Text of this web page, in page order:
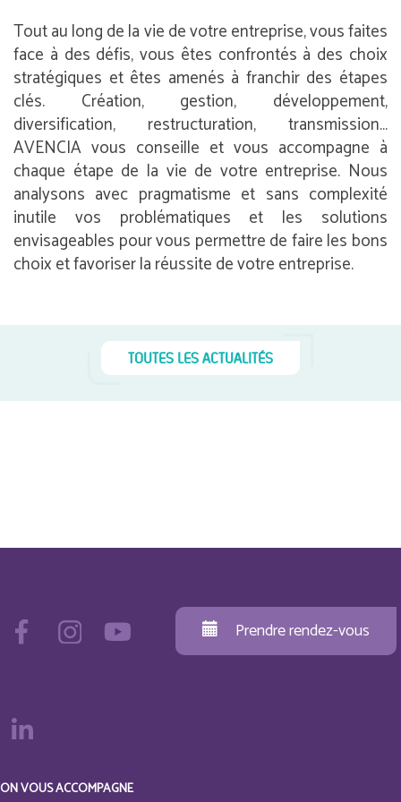
Tout au long de la vie de votre entreprise, vous faites
face à des défis, vous êtes confrontés à des choix
stratégiques et êtes amenés à franchir des étapes
clés. Création, gestion, développement,
diversification, restructuration, transmission…
AVENCIA vous conseille et vous accompagne à
chaque étape de la vie de votre entreprise. Nous
analysons avec pragmatisme et sans complexité
inutile vos problématiques et les solutions
envisageables pour vous permettre de faire les bons
choix et favoriser la réussite de votre entreprise.
TOUTES LES ACTUALITÉS
Prendre rendez-vous
ON VOUS ACCOMPAGNE